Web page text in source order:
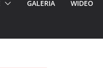
GALERIA WIDEO